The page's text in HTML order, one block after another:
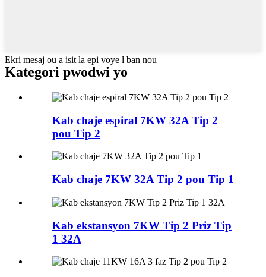
Ekri mesaj ou a isit la epi voye l ban nou
Kategori pwodwi yo
Kab chaje espiral 7KW 32A Tip 2
pou Tip 2
Kab chaje 7KW 32A Tip 2 pou Tip 1
Kab ekstansyon 7KW Tip 2 Priz Tip
1 32A